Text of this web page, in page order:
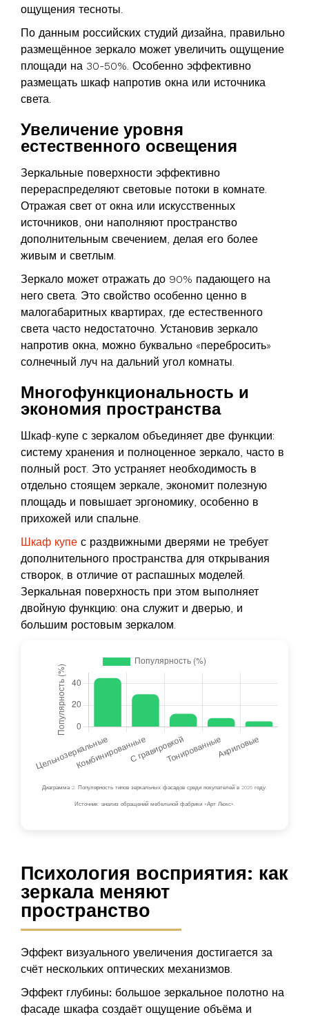
ощущения тесноты.
По данным российских студий дизайна, правильно
размещённое зеркало может увеличить ощущение
площади на 30-50%. Особенно эффективно
размещать шкаф напротив окна или источника
света.
Увеличение уровня
естественного освещения
Зеркальные поверхности эффективно
перераспределяют световые потоки в комнате.
Отражая свет от окна или искусственных
источников, они наполняют пространство
дополнительным свечением, делая его более
живым и светлым.
Зеркало может отражать до 90% падающего на
него света. Это свойство особенно ценно в
малогабаритных квартирах, где естественного
света часто недостаточно. Установив зеркало
напротив окна, можно буквально «перебросить»
солнечный луч на дальний угол комнаты.
Многофункциональность и
экономия пространства
Шкаф-купе с зеркалом объединяет две функции:
систему хранения и полноценное зеркало, часто в
полный рост. Это устраняет необходимость в
отдельно стоящем зеркале, экономит полезную
площадь и повышает эргономику, особенно в
прихожей или спальне.
Шкаф купе с раздвижными дверями не требует
дополнительного пространства для открывания
створок, в отличие от распашных моделей.
Зеркальная поверхность при этом выполняет
двойную функцию: она служит и дверью, и
большим ростовым зеркалом.
Диаграмма 2. Популярность типов зеркальных фасадов среди покупателей в 2026 году.
Источник: анализ обращений мебельной фабрики «Арт Люкс».
Психология восприятия: как
зеркала меняют
пространство
Эффект визуального увеличения достигается за
счёт нескольких оптических механизмов.
Эффект глубины: большое зеркальное полотно на
фасаде шкафа создаёт ощущение объёма и